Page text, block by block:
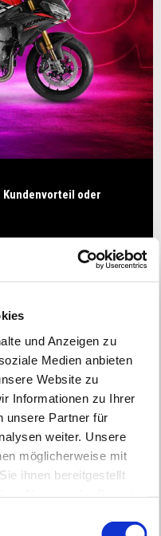
und Anzeigen zu
Medien anbieten
Website zu
Informationen zu Ihrer
unsere Partner für
weiter. Unsere
möglicherweise mit
ihnen bereitgestellt
Kundenvorteil oder